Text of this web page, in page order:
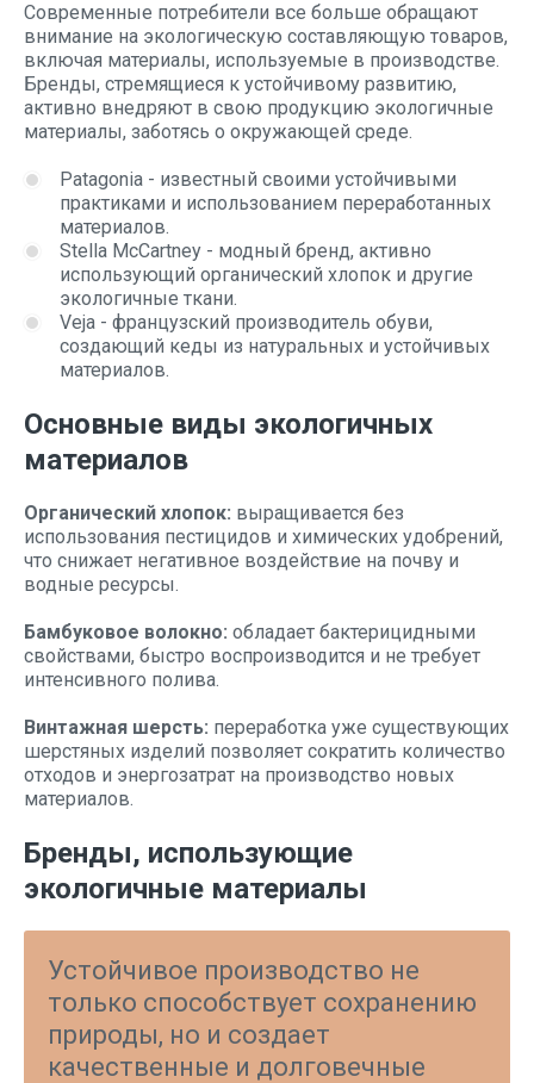
Современные потребители все больше обращают
внимание на экологическую составляющую товаров,
включая материалы, используемые в производстве.
Бренды, стремящиеся к устойчивому развитию,
активно внедряют в свою продукцию экологичные
материалы, заботясь о окружающей среде.
Patagonia - известный своими устойчивыми
практиками и использованием переработанных
материалов.
Stella McCartney - модный бренд, активно
использующий органический хлопок и другие
экологичные ткани.
Veja - французский производитель обуви,
создающий кеды из натуральных и устойчивых
материалов.
Основные виды экологичных
материалов
Органический хлопок: выращивается без
использования пестицидов и химических удобрений,
что снижает негативное воздействие на почву и
водные ресурсы.
Бамбуковое волокно: обладает бактерицидными
свойствами, быстро воспроизводится и не требует
интенсивного полива.
Винтажная шерсть: переработка уже существующих
шерстяных изделий позволяет сократить количество
отходов и энергозатрат на производство новых
материалов.
Бренды, использующие
экологичные материалы
Устойчивое производство не
только способствует сохранению
природы, но и создает
качественные и долговечные